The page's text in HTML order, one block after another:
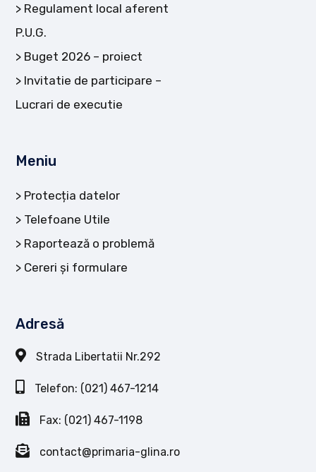
Regulament local aferent
P.U.G.
Buget 2026 – proiect
Invitatie de participare –
Lucrari de executie
Meniu
Protecția datelor
Telefoane Utile
Raportează o problemă
Cereri și formulare
Adresă
Strada Libertatii Nr.292
Telefon: (021) 467-1214
Fax: (021) 467-1198
contact@primaria-glina.ro